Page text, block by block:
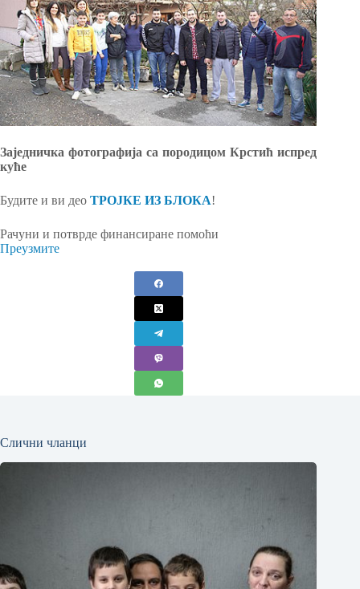
Заједничка фотографија са породицом Крстић испред
куће
Будите и ви део ТРОЈКЕ ИЗ БЛОКА!
Рачуни и потврде финансиране помоћи
Преузмите
Слични чланци